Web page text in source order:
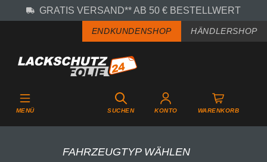
Zum Hauptinhalt springen
GRATIS VERSAND** AB 50 € BESTELLWERT
ENDKUNDENSHOP HÄNDLERSHOP
MENÜ SUCHEN KONTO WARENKORB
FAHRZEUGTYP WÄHLEN